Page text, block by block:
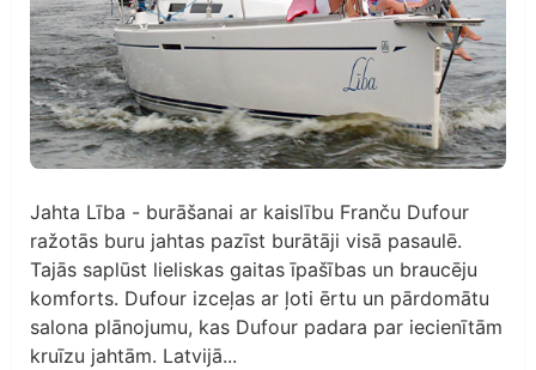
Jahta Lība - burāšanai ar kaislību Franču Dufour
ražotās buru jahtas pazīst burātāji visā pasaulē.
Tajās saplūst lieliskas gaitas īpašības un braucēju
komforts. Dufour izceļas ar ļoti ērtu un pārdomātu
salona plānojumu, kas Dufour padara par iecienītām
kruīzu jahtām. Latvijā...